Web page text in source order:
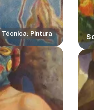
Técnica: Pintura